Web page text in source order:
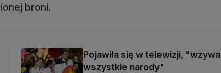
broni.
Pojawiła się w telewizji, "wzywa
wszystkie narody"